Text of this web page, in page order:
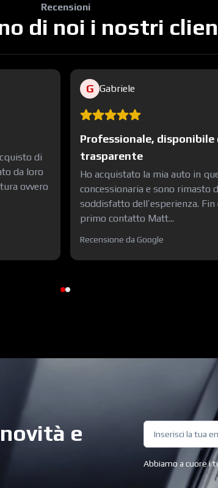
Recensioni
di noi i nostri
di
da loro
ovvero
G Gabriele
Professionale, disponibile
trasparente
Ho acquistato la mia auto in
concessionaria e sono rimasto
soddisfatto dell’esperienza. Fin
primo contatto Matt...
Recensione da Google
e
Abbiamo a cuore i